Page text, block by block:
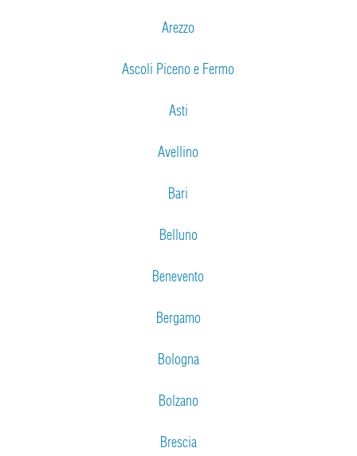
Arezzo
Ascoli Piceno e Fermo
Asti
Avellino
Bari
Belluno
Benevento
Bergamo
Bologna
Bolzano
Brescia